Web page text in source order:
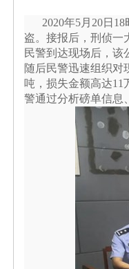
2020年5月20日
盗。接报后，刑侦一
民警到达现场后，该
随后民警迅速组织对
吨，损失金额高达
警通过分析磅单信息